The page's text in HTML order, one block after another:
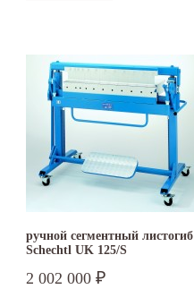
ручной сегментный листогиб
Schechtl UK 125/S
2 002 000 ₽